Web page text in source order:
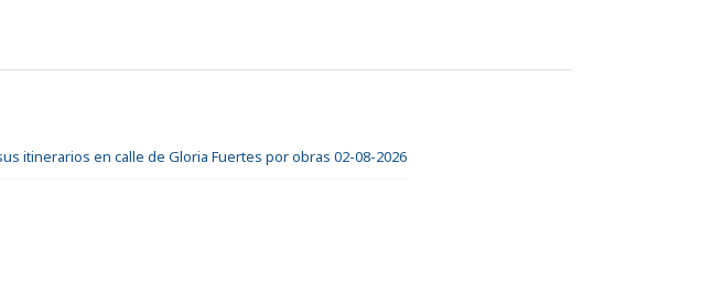
itinerarios en calle de Gloria Fuertes por obras 02-08-2026